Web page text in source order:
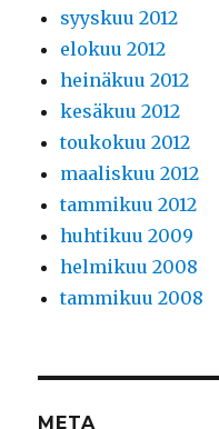
syyskuu 2012
elokuu 2012
heinäkuu 2012
kesäkuu 2012
toukokuu 2012
maaliskuu 2012
tammikuu 2012
huhtikuu 2009
helmikuu 2008
tammikuu 2008
META